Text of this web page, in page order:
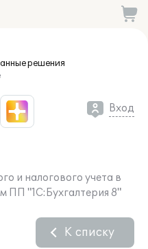
решения
Вход
и налогового учета в
"1С:Бухгалтерия 8"
К списку